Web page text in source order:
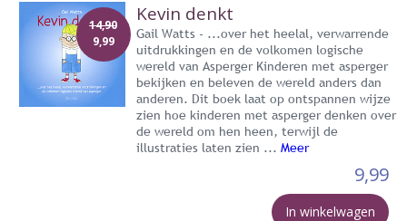
14,90
9,99
Kevin denkt
Gail Watts - ...over het heelal, verwarrende
uitdrukkingen en de volkomen logische
wereld van Asperger Kinderen met asperger
bekijken en beleven de wereld anders dan
anderen. Dit boek laat op ontspannen wijze
zien hoe kinderen met asperger denken over
de wereld om hen heen, terwijl de
illustraties laten zien ... Meer
9,99
In winkelwagen